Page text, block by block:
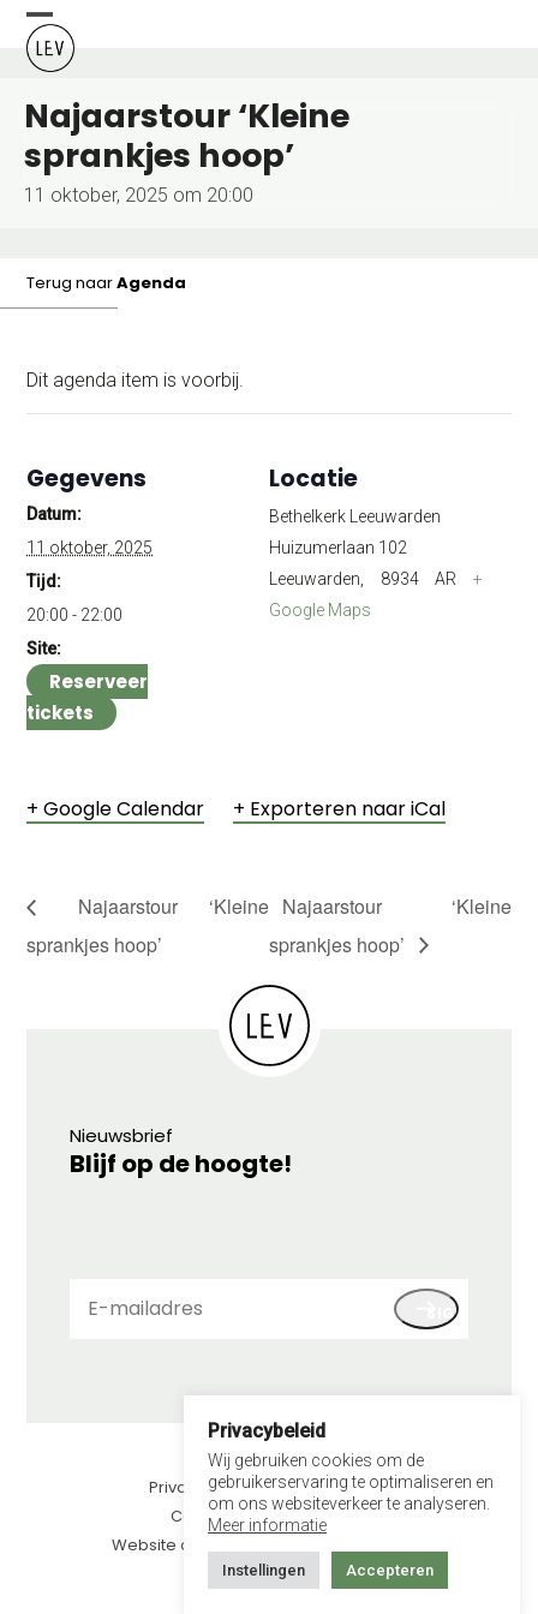
Skip
content
Open
mobile
menu
Close
mobile
menu
Najaarstour ‘Kleine
sprankjes hoop’
11 oktober, 2025 om 20:00
Terug naarAgenda
Dit agenda item is voorbij.
+ Google Calendar + Exporteren naar iCal
Gegevens
Datum:
11 oktober, 2025
Tijd:
20:00 - 22:00
Site:
Reserveer
tickets
Locatie
Bethelkerk Leeuwarden
Huizumerlaan 102
Leeuwarden
8934 AR
+
Google Maps
Najaarstour ‘Kleine
sprankjes hoop’
Najaarstour ‘Kleine
sprankjes hoop’
Nieuwsbrief
Blijf op de hoogte!
SIGN UP
© 2026 LEV
Privacybeleid
Contact
Website door kawee.nl
Privacybeleid
Wij gebruiken cookies om de
gebruikerservaring te optimaliseren en
om ons websiteverkeer te analyseren.
Meer informatie
Instellingen Accepteren